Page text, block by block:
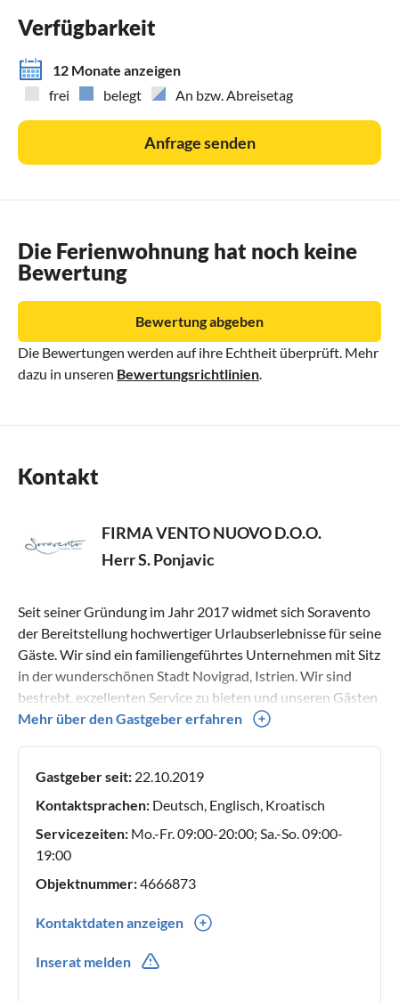
Verfügbarkeit
12 Monate anzeigen
frei
belegt An bzw. Abreisetag
Anfrage senden
Die Ferienwohnung hat noch keine
Bewertung
Die Bewertungen werden auf ihre Echtheit überprüft. Mehr
dazu in unseren Bewertungsrichtlinien
Bewertung abgeben
Kontakt
FIRMA VENTO NUOVO D.O.O.
Herr S. Ponjavic
Seit seiner Gründung im Jahr 2017 widmet sich Soravento
der Bereitstellung hochwertiger Urlaubserlebnisse für seine
Gäste. Wir sind ein familiengeführtes Unternehmen mit Sitz
in der wunderschönen Stadt Novigrad, Istrien. Wir sind
bestrebt, exzellenten Service zu bieten und unseren Gästen
bleibende Erinnerungen zu erschaffen. Großartige Lagen,
dessen Portfolio Luxusvillen, Apartments und Stadthäuser
umfasst.
Mehr über den Gastgeber erfahren
Gastgeber seit: 22.10.2019
Kontaktsprachen: Deutsch, Englisch, Kroatisch
Servicezeiten: Mo.-Fr. 09:00-20:00; Sa.-So. 09:00-
19:00
Objektnummer:4666873
Kontaktdaten anzeigen
Inserat melden